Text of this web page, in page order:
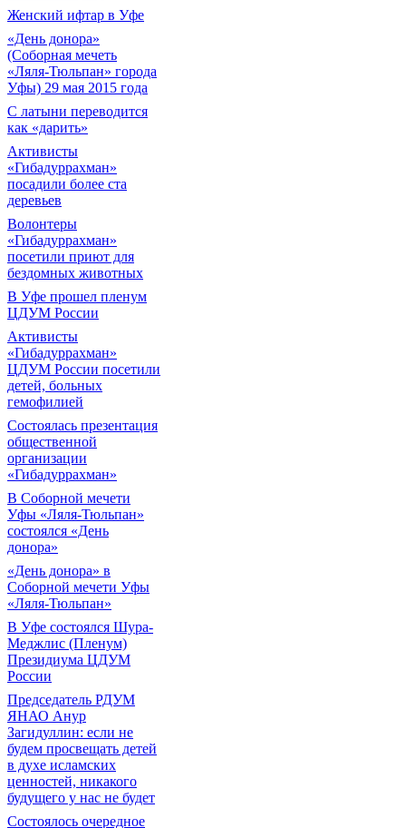
Женский ифтар в Уфе
«День донора»
(Соборная мечеть
«Ляля-Тюльпан» города
Уфы) 29 мая 2015 года
С латыни переводится
как «дарить»
Активисты
«Гибадуррахман»
посадили более ста
деревьев
Волонтеры
«Гибадуррахман»
посетили приют для
бездомных животных
В Уфе прошел пленум
ЦДУМ России
Активисты
«Гибадуррахман»
ЦДУМ России посетили
детей, больных
гемофилией
Состоялась презентация
общественной
организации
«Гибадуррахман»
В Соборной мечети
Уфы «Ляля-Тюльпан»
состоялся «День
донора»
«День донора» в
Соборной мечети Уфы
«Ляля-Тюльпан»
В Уфе состоялся Шура-
Меджлис (Пленум)
Президиума ЦДУМ
России
Председатель РДУМ
ЯНАО Анур
Загидуллин: если не
будем просвещать детей
в духе исламских
ценностей, никакого
будущего у нас не будет
Состоялось очередное